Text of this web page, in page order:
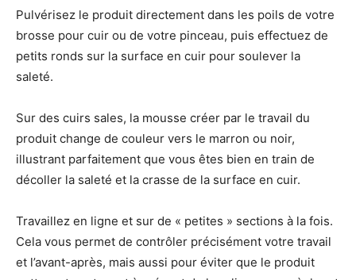
Pulvérisez le produit directement dans les poils de votre
brosse pour cuir ou de votre pinceau, puis effectuez de
petits ronds sur la surface en cuir pour soulever la
saleté.
Sur des cuirs sales, la mousse créer par le travail du
produit change de couleur vers le marron ou noir,
illustrant parfaitement que vous êtes bien en train de
décoller la saleté et la crasse de la surface en cuir.
Travaillez en ligne et sur de « petites » sections à la fois.
Cela vous permet de contrôler précisément votre travail
et l’avant-après, mais aussi pour éviter que le produit